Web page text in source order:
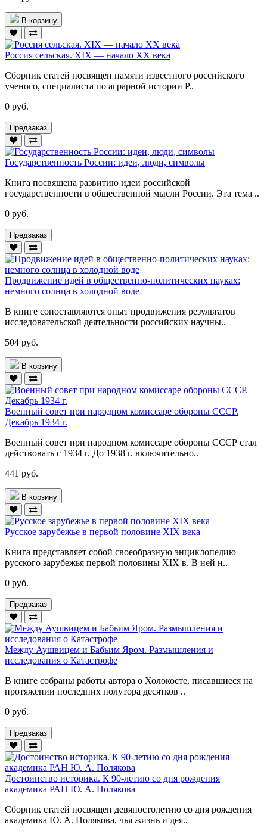
В корзину
Россия сельская. XIX — начало XX века
Сборник статей посвящен памяти известного российского
ученого, специалиста по аграрной истории Р..
0 руб.
Предзаказ
Государственность России: идеи, люди, символы
Книга посвящена развитию идеи российской
государственности в общественной мысли России. Эта тема ..
0 руб.
Предзаказ
Продвижение идей в общественно-политических науках:
немного солнца в холодной воде
В книге сопоставляются опыт продвижения результатов
исследовательской деятельности российских научны..
504 руб.
В корзину
Военный совет при народном комиссаре обороны СССР.
Декабрь 1934 г.
Военный совет при народном комиссаре обороны СССР стал
действовать с 1934 г. До 1938 г. включительно..
441 руб.
В корзину
Русское зарубежье в первой половине XIX века
Книга представляет собой своеобразную энциклопедию
русского зарубежья первой половины XIX в. В ней н..
0 руб.
Предзаказ
Между Аушвицем и Бабьим Яром. Размышления и
исследования о Катастрофе
В книге собраны работы автора о Холокосте, писавшиеся на
протяжении последних полутора десятков ..
0 руб.
Предзаказ
Достоинство историка. К 90-летию со дня рождения
академика РАН Ю. А. Полякова
Сборник статей посвящен девяностолетию со дня рождения
академика Ю. А. Полякова, чья жизнь и дея..